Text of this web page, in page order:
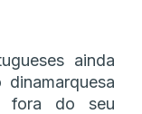
ainda
fora do seu